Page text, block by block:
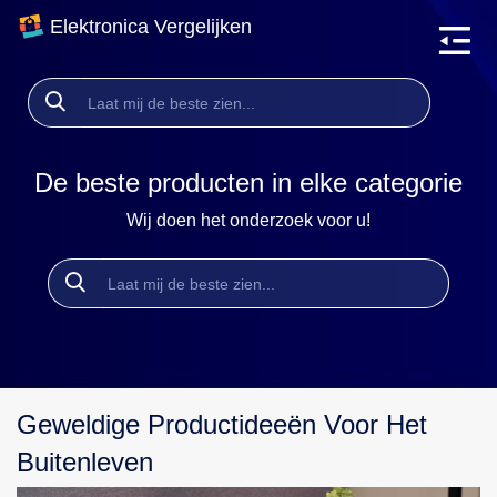
Elektronica Vergelijken
De beste producten in elke categorie
Wij doen het onderzoek voor u!
Geweldige Productideeën Voor Het
Buitenleven